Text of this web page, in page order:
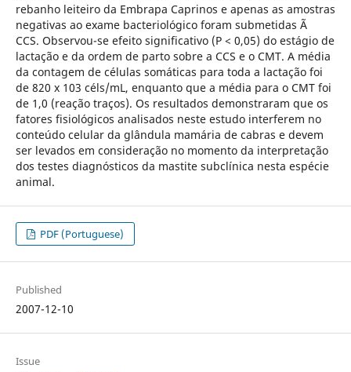
rebanho leiteiro da Embrapa Caprinos e apenas as amostras
negativas ao exame bacteriológico foram submetidas Ã
CCS. Observou-se efeito significativo (P < 0,05) do estágio de
lactação e da ordem de parto sobre a CCS e o CMT. A média
da contagem de células somáticas para toda a lactação foi
de 820 x 103 céls/mL, enquanto que a média para o CMT foi
de 1,0 (reação traços). Os resultados demonstraram que os
fatores fisiológicos analisados neste estudo interferem no
conteúdo celular da glândula mamária de cabras e devem
ser levados em consideração no momento da interpretação
dos testes diagnósticos da mastite subclínica nesta espécie
animal.
PDF (Portuguese)
Published
2007-12-10
Issue